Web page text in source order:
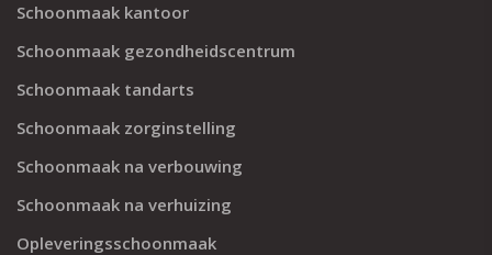
Schoonmaak kantoor
Schoonmaak gezondheidscentrum
Schoonmaak tandarts
Schoonmaak zorginstelling
Schoonmaak na verbouwing
Schoonmaak na verhuizing
Opleveringsschoonmaak